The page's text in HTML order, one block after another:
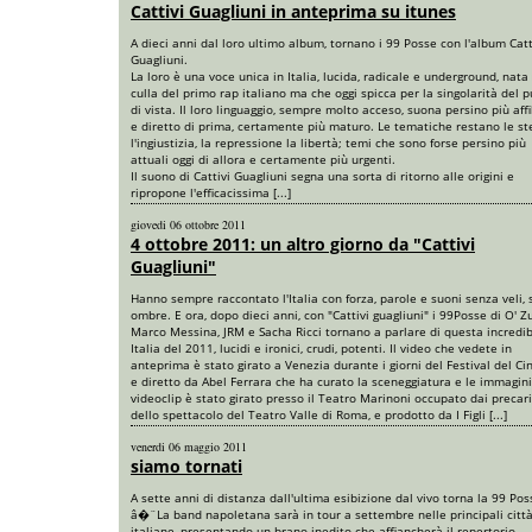
Cattivi Guagliuni in anteprima su itunes
A dieci anni dal loro ultimo album, tornano i 99 Posse con l'album
Guagliuni.
La loro è una voce unica in Italia, lucida, radicale e underground, nata
culla del primo rap italiano ma che oggi spicca per la singolarità del
di vista. Il loro linguaggio, sempre molto acceso, suona persino più
e diretto di prima, certamente più maturo. Le tematiche restano le
l'ingiustizia, la repressione la libertà; temi che sono forse persino più
attuali oggi di allora e certamente più urgenti.
Il suono di Cattivi Guagliuni segna una sorta di ritorno alle origini e
ripropone l'efficacissima [...]
giovedi 06 ottobre 2011
4 ottobre 2011: un altro giorno da "Cattivi
Guagliuni"
Hanno sempre raccontato l'Italia con forza, parole e suoni senza veli,
ombre. E ora, dopo dieci anni, con "Cattivi guagliuni" i 99Posse di O'
Marco Messina, JRM e Sacha Ricci tornano a parlare di questa
Italia del 2011, lucidi e ironici, crudi, potenti. Il video che vedete in
anteprima è stato girato a Venezia durante i giorni del Festival del
e diretto da Abel Ferrara che ha curato la sceneggiatura e le
videoclip è stato girato presso il Teatro Marinoni occupato dai precari
dello spettacolo del Teatro Valle di Roma, e prodotto da I Figli [...]
venerdi 06 maggio 2011
siamo tornati
A sette anni di distanza dall'ultima esibizione dal vivo torna la 99
â�¨La band napoletana sarà in tour a settembre nelle principali città